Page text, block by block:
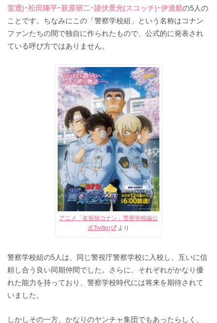
室透)･松田陣平･萩原研二･諸伏景光(スコッチ)･伊達航の5人の
ことです。ちなみにこの「警察学校組」という名称はコナン
ファンたちの間で独自に作られたもので、公式的に発表され
ている呼び方ではありません。
アニメ「名探偵コナン」警察学校編公
式Twitter
より
警察学校組の5人は、同じ警視庁警察学校に入校し、互いに信
頼し合う良い同期仲間でした。さらに、それぞれがかなり優
れた能力を持っており、警察学校時代には将来を期待されて
いました。
しかしその一方、かなりのヤンチャ集団でもあったらしく、